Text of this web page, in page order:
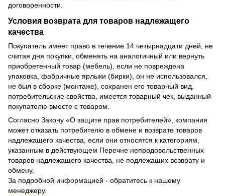
договоренности.
Условия возврата для товаров надлежащего
качества
Покупатель имеет право в течение 14 четырнадцати дней, не
считая дня покупки, обменять на аналогичный или вернуть
приобретенный товар (мебель), если не повреждена
упаковка, фабричные ярлыки (бирки), он не использовался,
не был в сборке (монтаже), сохранен его товарный вид,
потребительские свойства, имеется товарный чек, выданный
покупателю вместе с товаром.
Согласно Закону «О защите прав потребителей» , компания
может отказать потребителю в обмене и возврате товаров
надлежащего качества, если они относятся к категориям,
указанным в действующем Перечне непродовольственных
товаров надлежащего качества, не подлежащих возврату и
обмену.
За подробной информацией - обратитесь к нашему
менеджеру.